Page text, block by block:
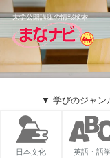
大学公開講座の情報検索
▼ 学びのジャン
日本文化 英語・語